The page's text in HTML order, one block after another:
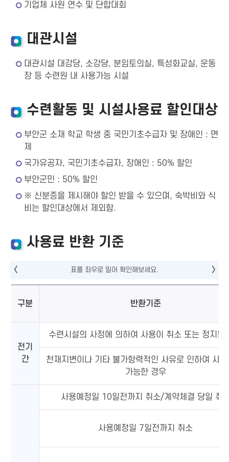
기업체 사원 연수 및 단합대회
대관시설
대관시설 대강당, 소강당, 분임토의실, 특성화교실, 운동
장 등 수련원 내 사용가능 시설
수련활동 및 시설사용료 할인대상
부안군 소재 학교 학생 중 국민기초수급자 및 장애인 : 면
제
국가유공자, 국민기초수급자, 장애인 : 50% 할인
부안군민 : 50% 할인
※ 신분증을 제시해야 할인 받을 수 있으며, 숙박비와 식
비는 할인대상에서 제외함.
사용료 반환 기준
구분 반환기준
전기
간
수련시설의 사정에 의하여 사용이 취소 또는 정지된
천재지변이나 기타 불가항력적인 사유로 인하여 사
가능한 경우
사용예정일 10일전까지 취소/계약체결 당일 취
사용예정일 7일전까지 취소